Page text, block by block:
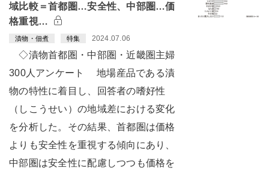
域比較＝首都圏…安全性、中部圏…価
格重視…
漬物・佃煮 特集 2024.07.06
◇漬物首都圏・中部圏・近畿圏主婦
300人アンケート 地場産品である漬
物の特性に着目し、回答者の嗜好性
（しこうせい）の地域差における変化
を分析した。その結果、首都圏は価格
よりも安全性を重視する傾向にあり、
中部圏は安全性に配慮しつつも価格を